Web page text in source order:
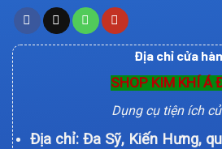
Địa chỉ cửa
SHOP KIM KHÍ Á
Dụng cụ tiện ích
Địa chỉ: Đa Sỹ, Kiến Hưng,